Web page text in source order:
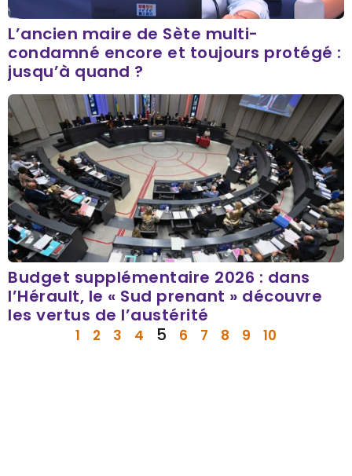
L’ancien maire de Sète multi-
condamné encore et toujours protégé :
jusqu’à quand ?
Budget supplémentaire 2026 : dans
l’Hérault, le « Sud prenant » découvre
les vertus de l’austérité
1 2 3 4 5 6 7 8 9 10